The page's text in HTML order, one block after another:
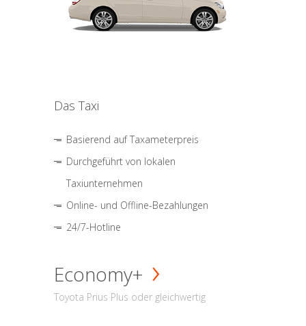
Das Taxi
Basierend auf Taxameterpreis
Durchgeführt von lokalen
Taxiunternehmen
Online- und Offline-Bezahlungen
24/7-Hotline
Economy+
Toyota Prius Plus oder gleichwertig